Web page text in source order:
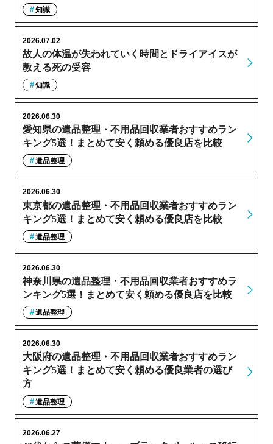
知識
故人の体温が失われていく時間とドライアイスが
教える死の受容
2026.07.02
知識
愛知県の遺品整理・不用品回収業者おすすめラン
キング5選！まとめて安く頼める優良店を比較
2026.06.30
遺品整理
東京都の遺品整理・不用品回収業者おすすめラン
キング5選！まとめて安く頼める優良店を比較
2026.06.30
遺品整理
神奈川県の遺品整理・不用品回収業者おすすめラ
ンキング5選！まとめて安く頼める優良店を比較
2026.06.30
遺品整理
大阪府の遺品整理・不用品回収業者おすすめラン
キング5選！まとめて安く頼める優良業者の選び
方
2026.06.30
遺品整理
2026.06.27